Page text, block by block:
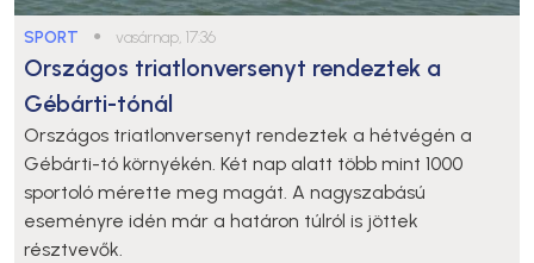
SPORT ● vasárnap, 17:36
Országos triatlonversenyt rendeztek a
Gébárti-tónál
Országos triatlonversenyt rendeztek a hétvégén a
Gébárti-tó környékén. Két nap alatt több mint 1000
sportoló mérette meg magát. A nagyszabású
eseményre idén már a határon túlról is jöttek
résztvevők.